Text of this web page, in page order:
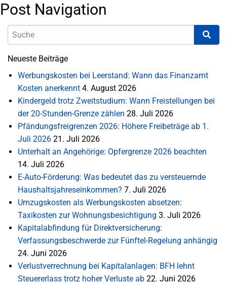
Post Navigation
Neueste Beiträge
Werbungskosten bei Leerstand: Wann das Finanzamt
Kosten anerkennt 4. August 2026
Kindergeld trotz Zweitstudium: Wann Freistellungen bei
der 20-Stunden-Grenze zählen 28. Juli 2026
Pfändungsfreigrenzen 2026: Höhere Freibeträge ab 1.
Juli 2026 21. Juli 2026
Unterhalt an Angehörige: Opfergrenze 2026 beachten
14. Juli 2026
E-Auto-Förderung: Was bedeutet das zu versteuernde
Haushaltsjahreseinkommen? 7. Juli 2026
Umzugskosten als Werbungskosten absetzen:
Taxikosten zur Wohnungsbesichtigung 3. Juli 2026
Kapitalabfindung für Direktversicherung:
Verfassungsbeschwerde zur Fünftel-Regelung anhängig
24. Juni 2026
Verlustverrechnung bei Kapitalanlagen: BFH lehnt
Steuererlass trotz hoher Verluste ab 22. Juni 2026